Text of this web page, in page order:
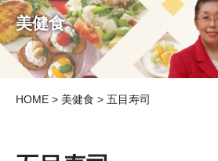
美健食
HOME > 美健食 > 五目寿司